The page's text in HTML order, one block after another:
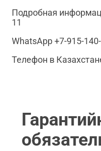
Подробная
11
WhatsApp +7-915-
Телефон в